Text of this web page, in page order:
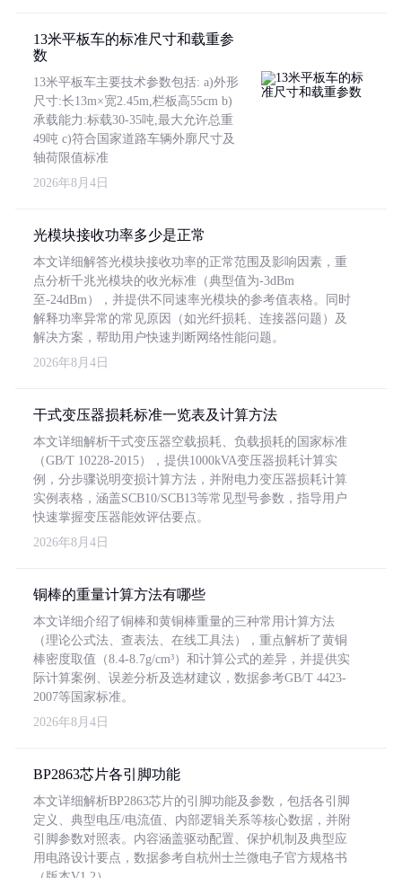
13米平板车的标准尺寸和载重参
数
13米平板车主要技术参数包括: a)外形
尺寸:长13m×宽2.45m,栏板高55cm b)
承载能力:标载30-35吨,最大允许总重
49吨 c)符合国家道路车辆外廓尺寸及
轴荷限值标准
2026年8月4日
光模块接收功率多少是正常
本文详细解答光模块接收功率的正常范围及影响因素，重
点分析千兆光模块的收光标准（典型值为-3dBm
至-24dBm），并提供不同速率光模块的参考值表格。同时
解释功率异常的常见原因（如光纤损耗、连接器问题）及
解决方案，帮助用户快速判断网络性能问题。
2026年8月4日
干式变压器损耗标准一览表及计算方法
本文详细解析干式变压器空载损耗、负载损耗的国家标准
（GB/T 10228-2015），提供1000kVA变压器损耗计算实
例，分步骤说明变损计算方法，并附电力变压器损耗计算
实例表格，涵盖SCB10/SCB13等常见型号参数，指导用户
快速掌握变压器能效评估要点。
2026年8月4日
铜棒的重量计算方法有哪些
本文详细介绍了铜棒和黄铜棒重量的三种常用计算方法
（理论公式法、查表法、在线工具法），重点解析了黄铜
棒密度取值（8.4-8.7g/cm³）和计算公式的差异，并提供实
际计算案例、误差分析及选材建议，数据参考GB/T 4423-
2007等国家标准。
2026年8月4日
BP2863芯片各引脚功能
本文详细解析BP2863芯片的引脚功能及参数，包括各引脚
定义、典型电压/电流值、内部逻辑关系等核心数据，并附
引脚参数对照表。内容涵盖驱动配置、保护机制及典型应
用电路设计要点，数据参考自杭州士兰微电子官方规格书